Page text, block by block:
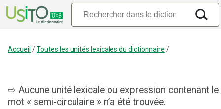
Accueil /Toutes les unités lexicales du dictionnaire /
Aucune unité lexicale ou expression contenant le
mot « semi-circulaire » n’a été trouvée.